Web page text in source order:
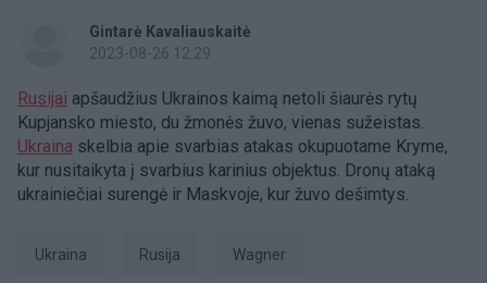
Gintarė Kavaliauskaitė
2023-08-26 12:29
Rusijai apšaudžius Ukrainos kaimą netoli šiaurės rytų
Kupjansko miesto, du žmonės žuvo, vienas sužeistas.
Ukraina skelbia apie svarbias atakas okupuotame Kryme,
kur nusitaikyta į svarbius karinius objektus. Dronų ataką
ukrainiečiai surengė ir Maskvoje, kur žuvo dešimtys.
Ukraina Rusija Wagner